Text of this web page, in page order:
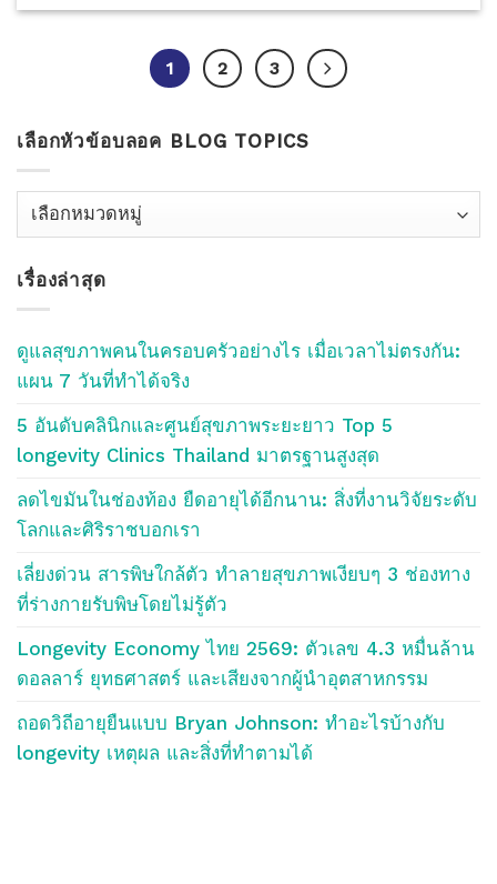
1 2 3
เลือกหัวข้อบลอค BLOG TOPICS
เลือก
บลอค
Blog
เรื่องล่าสุด
ดูแลสุขภาพคนในครอบครัวอย่างไร เมื่อเวลาไม่ตรงกัน:
แผน 7 วันที่ทำได้จริง
5 อันดับคลินิกและศูนย์สุขภาพระยะยาว Top 5
longevity Clinics Thailand มาตรฐานสูงสุด
ลดไขมันในช่องท้อง ยืดอายุได้อีกนาน: สิ่งที่งานวิจัยระดับ
โลกและศิริราชบอกเรา
เลี่ยงด่วน สารพิษใกล้ตัว ทำลายสุขภาพเงียบๆ 3 ช่องทาง
ที่ร่างกายรับพิษโดยไม่รู้ตัว
Longevity Economy ไทย 2569: ตัวเลข 4.3 หมื่นล้าน
ดอลลาร์ ยุทธศาสตร์ และเสียงจากผู้นำอุตสาหกรรม
ถอดวิถีอายุยืนแบบ Bryan Johnson: ทำอะไรบ้างกับ
longevity เหตุผล และสิ่งที่ทำตามได้